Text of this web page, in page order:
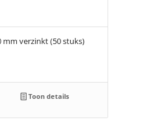
mm verzinkt (50 stuks)
Toon details